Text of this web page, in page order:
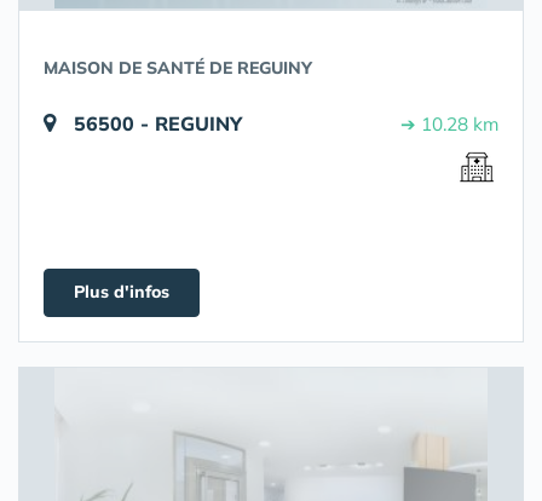
MAISON DE SANTÉ DE REGUINY
56500 - REGUINY ➔ 10.28 km
Plus d'infos